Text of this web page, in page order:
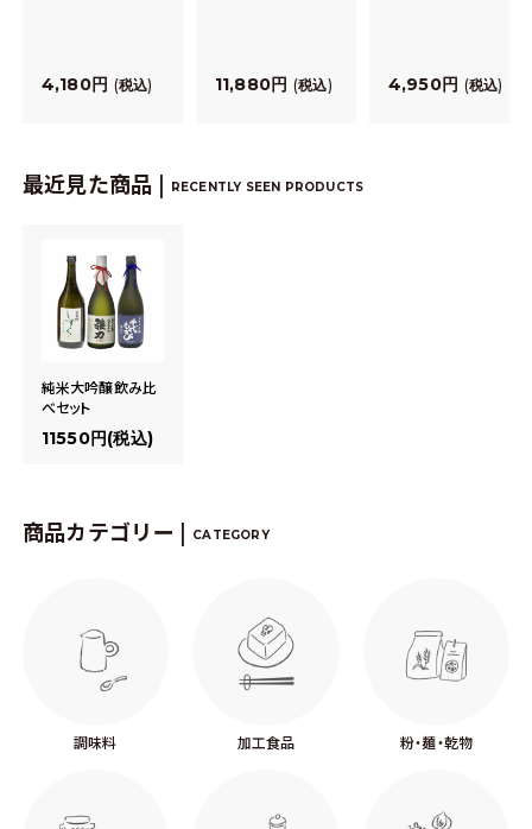
4,180 税込 11,880 税込 4,950 税込
最近見た商品 | RECENTLY SEEN PRODUCTS
純米大吟醸飲み比
べセット
11550円(税込)
商品カテゴリー | CATEGORY
調味料 加工食品 粉・麺・乾物